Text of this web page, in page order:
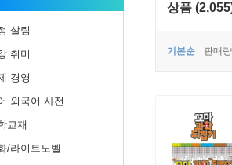
살림
취미
경영
외국어 사전
교재
/라이트노벨
상품
기본순 판매